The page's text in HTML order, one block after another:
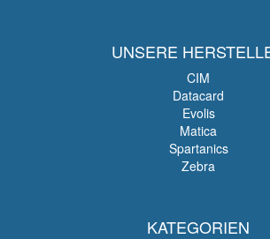
UNSERE
CIM
Datacard
Evolis
Matica
Spartanics
Zebra
KATEGORIEN